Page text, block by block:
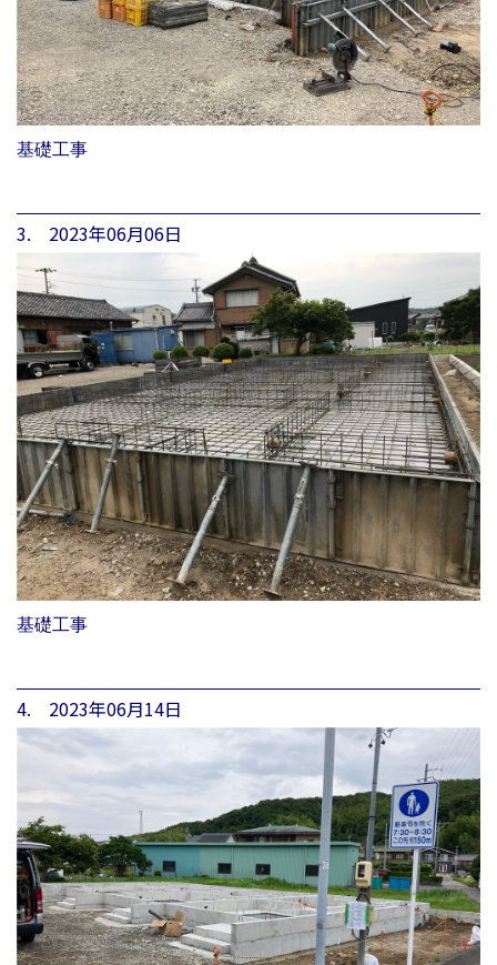
基礎工事
3. 2023年06月06日
基礎工事
4. 2023年06月14日